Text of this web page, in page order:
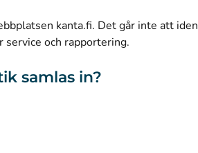
kanta.fi. Det går inte att
och rapportering.
samlas in?